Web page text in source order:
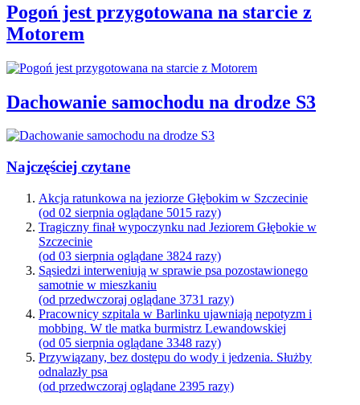
Pogoń jest przygotowana na starcie z
Motorem
Dachowanie samochodu na drodze S3
Najczęściej czytane
Akcja ratunkowa na jeziorze Głębokim w Szczecinie
(od 02 sierpnia oglądane 5015 razy)
Tragiczny finał wypoczynku nad Jeziorem Głębokie w
Szczecinie
(od 03 sierpnia oglądane 3824 razy)
Sąsiedzi interweniują w sprawie psa pozostawionego
samotnie w mieszkaniu
(od przedwczoraj oglądane 3731 razy)
Pracownicy szpitala w Barlinku ujawniają nepotyzm i
mobbing. W tle matka burmistrz Lewandowskiej
(od 05 sierpnia oglądane 3348 razy)
Przywiązany, bez dostępu do wody i jedzenia. Służby
odnalazły psa
(od przedwczoraj oglądane 2395 razy)